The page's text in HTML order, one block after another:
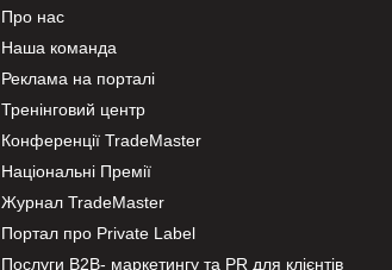
Про нас
Наша команда
Реклама на порталі
Тренінговий центр
Конференції TradeMaster
Національні Премії
Журнал TradeMaster
Портал про Private Label
Послуги В2В- маркетингу та PR для клієнтів